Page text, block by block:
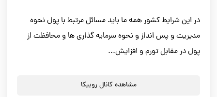
در این شرایط کشور همه ما باید مسائل مرتبط با پول نحوه
مدیریت و پس انداز و نحوه سرمایه گذاری ها و محافظت از
پول در مقابل تورم و افزایش...
مشاهده کانال روبیکا